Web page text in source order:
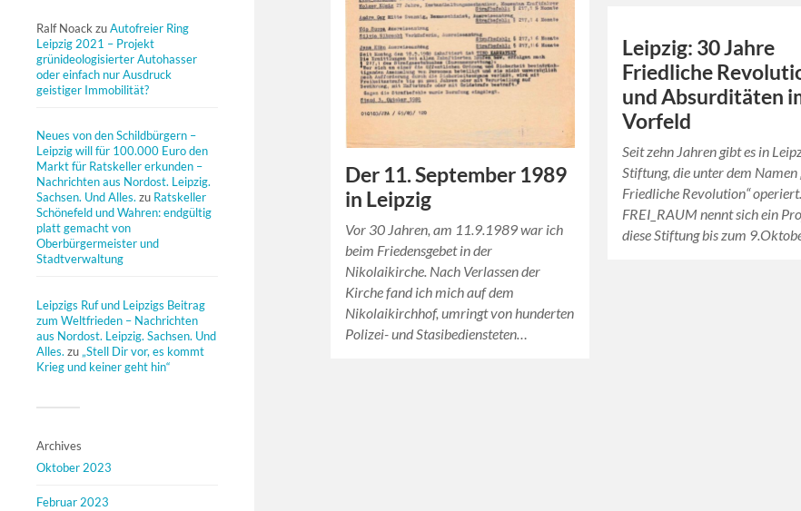
Ralf Noack zuAutofreier Ring
Leipzig 2021 – Projekt
grünideologisierter Autohasser
oder einfach nur Ausdruck
geistiger Immobilität?
Neues von den Schildbürgern –
Leipzig will für 100.000 Euro den
Markt für Ratskeller erkunden –
Nachrichten aus Nordost. Leipzig.
Sachsen. Und Alles. zu Ratskeller
Schönefeld und Wahren: endgültig
platt gemacht von
Oberbürgermeister und
Stadtverwaltung
Leipzigs Ruf und Leipzigs Beitrag
zum Weltfrieden – Nachrichten
aus Nordost. Leipzig. Sachsen. Und
Alles. zu „Stell Dir vor, es kommt
Krieg und keiner geht hin“
Archives
Oktober 2023
Februar 2023
Der 11. September 1989
in Leipzig
Vor 30 Jahren, am 11.9.1989 war ich
beim Friedensgebet in der
Nikolaikirche. Nach Verlassen der
Kirche fand ich mich auf dem
Nikolaikirchhof, umringt von hunderten
Polizei- und Stasibediensteten…
Leipzig: 30 Jahre
Friedliche
und Absurditäten
Vorfeld
Seit zehn Jahren gibt es in
Stiftung, die unter dem Namen
Friedliche Revolution“ operiert.
FREI_RAUM nennt sich ein
diese Stiftung bis zum